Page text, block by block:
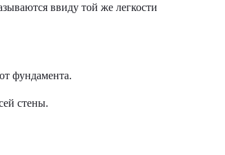
ввиду той же легкости
фундамента.
стены.